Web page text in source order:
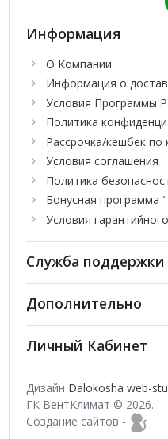
Информация
О Компании
Информация о
Условия Программы
Политика
Рассрочка/кешбек по
Условия соглашения
Политика
Бонусная программа
Условия
Служба поддержки
Дополнительно
Личный Кабинет
Дизайн Dalokosha web-
ГК ВентКлимат © 2026.
Создание сайтов -